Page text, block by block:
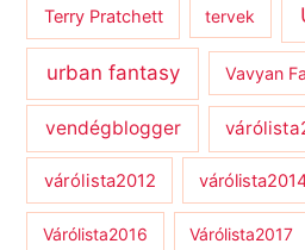
Terry Pratchett tervek
urban fantasy Vavyan
vendégblogger
várólista2012
Várólista2016 Várólista2017